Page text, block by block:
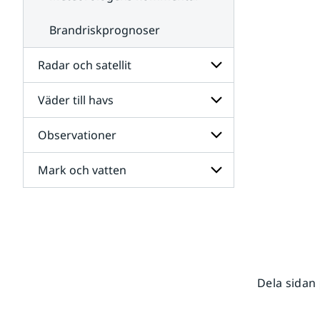
Brandriskprognoser
Radar och satellit
Undersidor
för
Radar
och
satellit
Väder till havs
Undersidor
för
Väder
till
havs
Observationer
Undersidor
för
Mark och vatten
Dela sidan